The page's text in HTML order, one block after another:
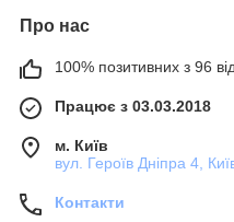
Про нас
100% позитивних з 96
Працює з 03.03.2018
м. Київ
вул. Героїв Дніпра 4,
Контакти